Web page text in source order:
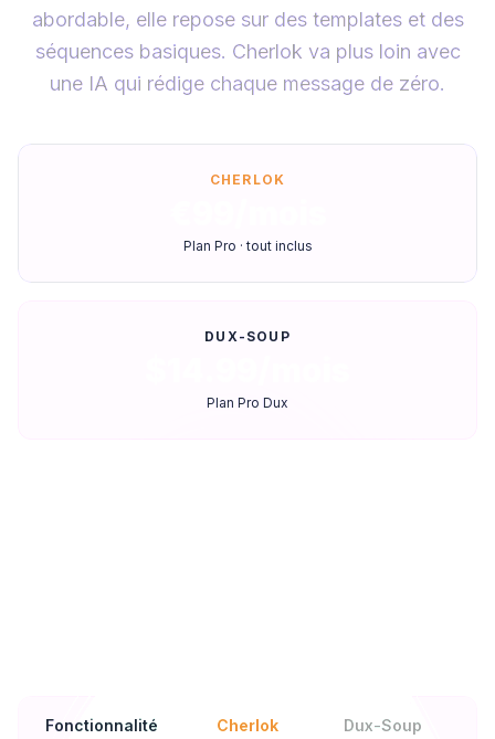
abordable, elle repose sur des templates et des
séquences basiques. Cherlok va plus loin avec
une IA qui rédige chaque message de zéro.
CHERLOK
Plan Pro · tout inclus
DUX-SOUP
Plan Pro Dux
Fonctionnalité Cherlok Dux-Soup